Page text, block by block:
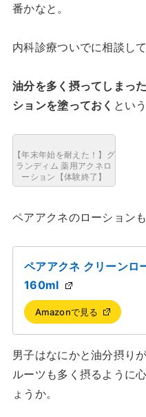
番かなと。
内科診療ついでに相談し
油分を多く摂ってしまっ
ションを塗っておく とい
【年末年始を耐えた！】グ
ランディム 薬用アクネロ
ーション【体験終了】
ペアアクネのローショ
ペアアクネ クリーンロ
160ml
Amazonで見る
男子はなにかと油分摂り
ルーツも多く摂るように
ょうか。